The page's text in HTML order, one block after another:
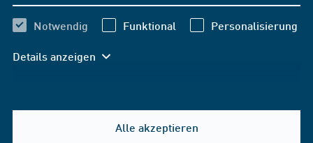
Notwendig Funktional Personalisierung
Details anzeigen
Alle akzeptieren